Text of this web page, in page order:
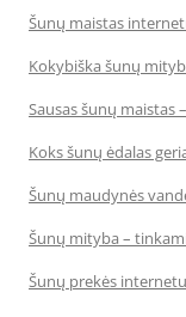
Šunų maistas
Kokybiška šunų
Sausas šunų maistas
Koks šunų ėdalas
Šunų maudynės
Šunų mityba –
Šunų prekės internetu